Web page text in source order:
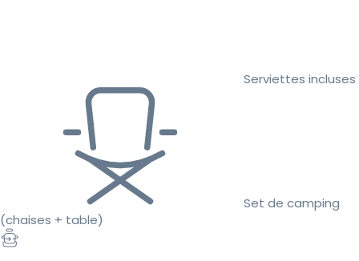
Serviettes incluses
Set de camping
(chaises + table)